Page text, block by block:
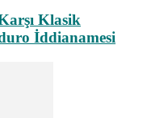
Klasik
İddianamesi